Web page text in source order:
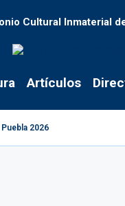
Cultural Inmaterial
Artículos
2026